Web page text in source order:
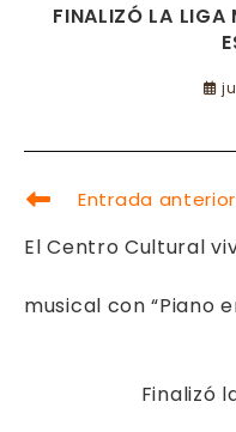
FINALIZÓ LA LIGA
LEER
ARTÍCULOS
Entrada anterior
El Centro Cultural
musical con “Piano
Finalizó